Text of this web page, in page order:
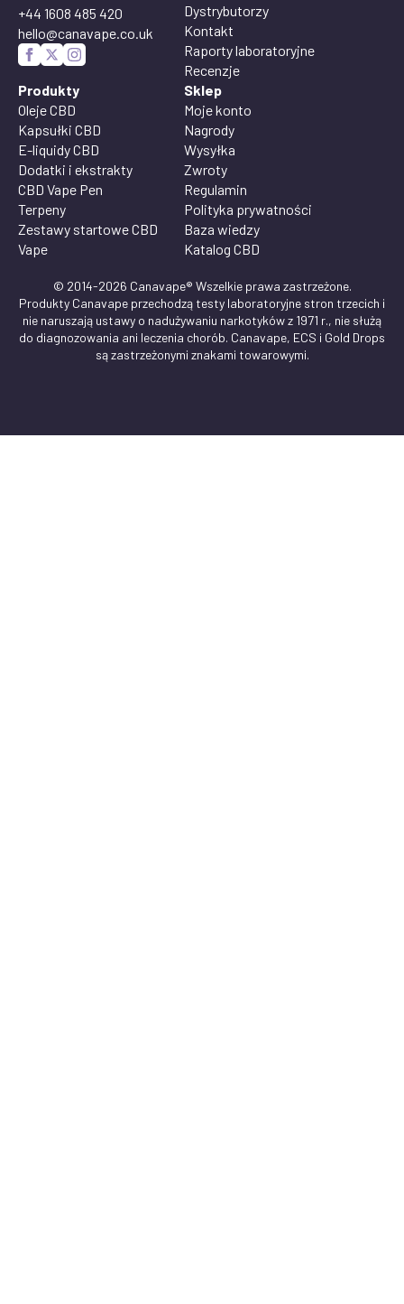
+44 1608 485 420
hello@canavape.co.uk
Dystrybutorzy
Kontakt
Raporty laboratoryjne
Recenzje
Produkty
Oleje CBD
Kapsułki CBD
E-liquidy CBD
Dodatki i ekstrakty
CBD Vape Pen
Terpeny
Zestawy startowe CBD
Vape
Sklep
Moje konto
Nagrody
Wysyłka
Zwroty
Regulamin
Polityka prywatności
Baza wiedzy
Katalog CBD
© 2014-2026 Canavape® Wszelkie prawa zastrzeżone.
Produkty Canavape przechodzą testy laboratoryjne stron trzecich i
nie naruszają ustawy o nadużywaniu narkotyków z 1971 r., nie służą
do diagnozowania ani leczenia chorób. Canavape, ECS i Gold Drops
są zastrzeżonymi znakami towarowymi.